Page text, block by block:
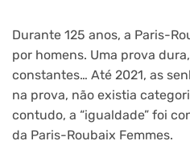
Durante 125 anos, a Paris-
por homens. Uma prova
constantes… Até 2021, as
na prova, não existia
contudo, a “igualdade” foi
da Paris-Roubaix Femmes.